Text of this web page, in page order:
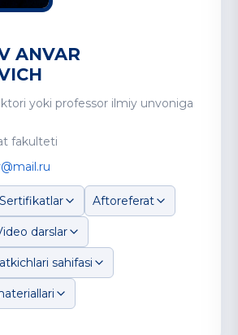
ANVAR
yoki professor ilmiy unvoniga
fakulteti
Sertifikatlar Aftoreferat
darslar
sahifasi